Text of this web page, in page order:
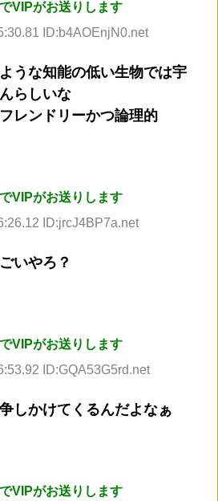
VIPがお送りします
ID:b4AOEnjN0.net
うな知能の低い生物では宇
らしいな
レンドリーかつ論理的
VIPがお送りします
ID:jrcJ4BP7a.net
いやろ？
VIPがお送りします
ID:GQA53G5rd.net
しかけてくるんだよなぁ
VIPがお送りします